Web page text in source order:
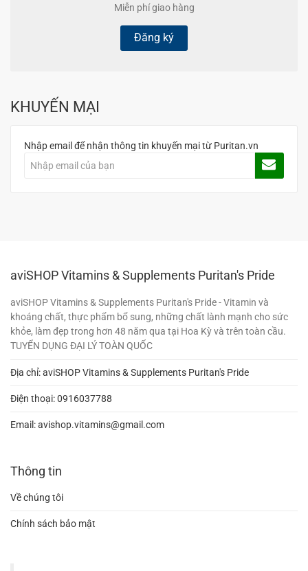
Miễn phí giao hàng
Đăng ký
KHUYẾN MẠI
Nhập email để nhận thông tin khuyến mại từ Puritan.vn
aviSHOP Vitamins & Supplements Puritan's Pride
aviSHOP Vitamins & Supplements Puritan's Pride - Vitamin và
khoáng chất, thực phẩm bổ sung, những chất lành mạnh cho sức
khỏe, làm đẹp trong hơn 48 năm qua tại Hoa Kỳ và trên toàn cầu.
TUYỂN DỤNG ĐẠI LÝ TOÀN QUỐC
Địa chỉ: aviSHOP Vitamins & Supplements Puritan's Pride
Điện thoại:0916037788
Email:avishop.vitamins@gmail.com
Thông tin
Về chúng tôi
Chính sách bảo mật